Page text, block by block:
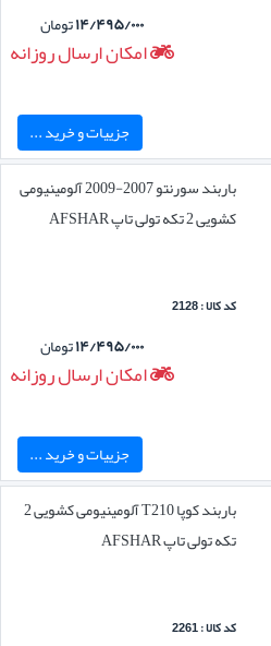
۱۴/۴۹۵/۰۰۰تومان
امکان ارسال روزانه
جزییات و خرید ...
باربند سورنتو 2007-2009 آلومینیومی
کشویی 2 تکه تولی تاپ AFSHAR
کد کالا : 2128
۱۴/۴۹۵/۰۰۰تومان
امکان ارسال روزانه
جزییات و خرید ...
باربند کوپا T210 آلومینیومی کشویی 2
تکه تولی تاپ AFSHAR
کد کالا : 2261